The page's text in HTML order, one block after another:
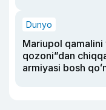
Dunyo
Mariupol qamalini
qozoni”dan
armiyasi bosh